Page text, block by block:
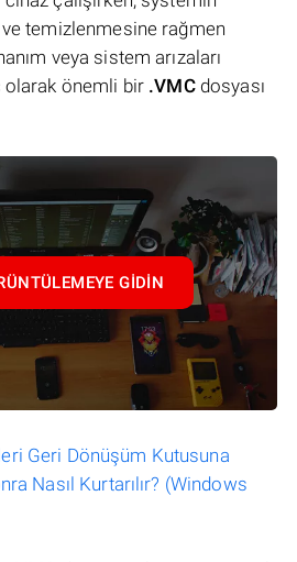
temizlenmesine rağmen
veya sistem arızaları
olarak önemli bir .VMCdosyası
GIDIN
Geri Dönüşüm Kutusuna
Nasıl Kurtarılır? (Windows